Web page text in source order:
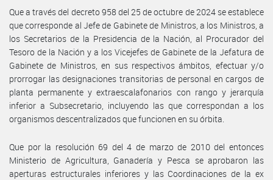
Que a través del decreto 958 del 25 de octubre de 2024 se establece
que corresponde al Jefe de Gabinete de Ministros, a los Ministros, a
los Secretarios de la Presidencia de la Nación, al Procurador del
Tesoro de la Nación y a los Vicejefes de Gabinete de la Jefatura de
Gabinete de Ministros, en sus respectivos ámbitos, efectuar y/o
prorrogar las designaciones transitorias de personal en cargos de
planta permanente y extraescalafonarios con rango y jerarquía
inferior a Subsecretario, incluyendo las que correspondan a los
organismos descentralizados que funcionen en su órbita.
Que por la resolución 69 del 4 de marzo de 2010 del entonces
Ministerio de Agricultura, Ganadería y Pesca se aprobaron las
aperturas estructurales inferiores y las Coordinaciones de la ex